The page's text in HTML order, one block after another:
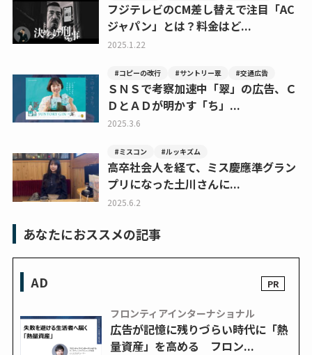
フジテレビのCM差し替えで注目「AC
ジャパン」とは？料金はど...
2025.1.22
#コピーの改行 #サントリー翠 #交通広告
ＳＮＳで考察加速中「翠」の広告、Ｃ
ＤとＡＤが明かす「ち」...
2025.3.6
#ミスコン #ルッキズム
高卒社会人を経て、ミス慶應準グラン
プリになった土川さんに...
2025.6.2
あなたにおススメの記事
AD
フロンティアインターナショナル
広告が記憶に残りづらい時代に「熱
量資産」を高める フロン...